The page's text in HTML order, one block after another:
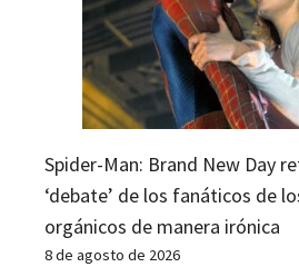
Spider-Man: Brand New Day
‘debate’ de los fanáticos de
orgánicos de manera irónica
8 de agosto de 2026